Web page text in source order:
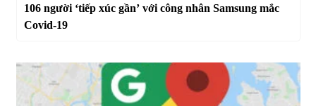
106 người ‘tiếp xúc gần’ với công nhân Samsung mắc
Covid-19